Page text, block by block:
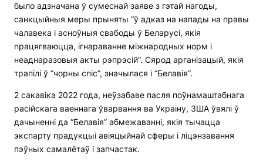
было адзначана ў сумеснай заяве з гэтай нагоды,
санкцыйныя меры прыняты “ў адказ на напады на правы
чалавека і асноўныя свабоды ў Беларусі, якія
працягваюцца, ігнараванне міжнародных норм і
неаднаразовыя акты рэпрэсій”. Сярод арганізацый, якія
трапілі ў “чорны спіс”, значылася і “Белавія”.
2 сакавіка 2022 года, неўзабаве пасля поўнамаштабнага
расійскага ваеннага ўварвання ва Украіну, ЗША ўвялі ў
дачыненні да “Белавія” абмежаванні, якія тычацца
экспарту прадукцыі авіяцыйнай сферы і ліцэнзавання
пэўных самалётаў і запчастак.